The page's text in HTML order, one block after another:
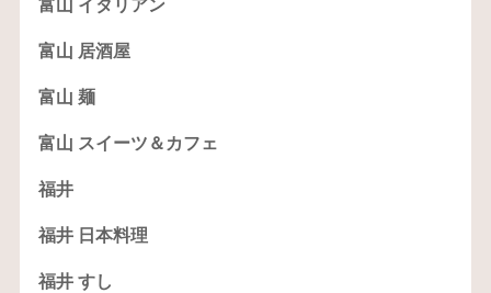
富山 イタリアン
富山 居酒屋
富山 麺
富山 スイーツ＆カフェ
福井
福井 日本料理
福井 すし